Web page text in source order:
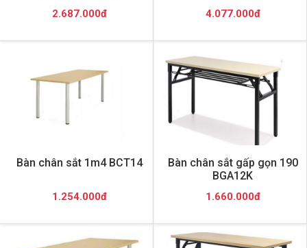
2.687.000đ 4.077.000đ
Bàn chân sắt 1m4 BCT14
1.254.000đ
Bàn chân sắt gấp gọn 190
BGA12K
1.660.000đ